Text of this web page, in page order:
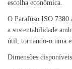
escolha econômica.
O Parafuso ISO
a sustentabilidade
útil, tornando-o uma
Dimensões